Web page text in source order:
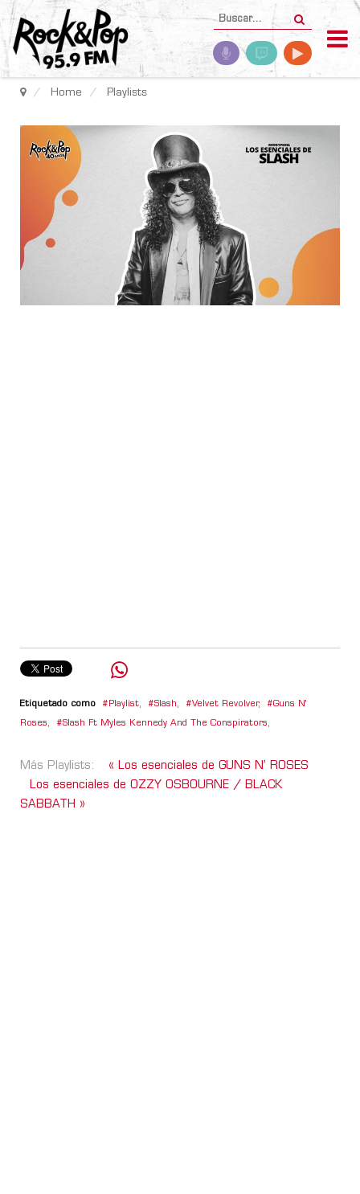
Home Playlists
Etiquetado como Playlist, Slash, Velvet Revolver, Guns N'
Roses, Slash Ft Myles Kennedy And The Conspirators,
Más Playlists:
« Los esenciales de GUNS N’ ROSES
Los esenciales de OZZY OSBOURNE / BLACK
SABBATH »